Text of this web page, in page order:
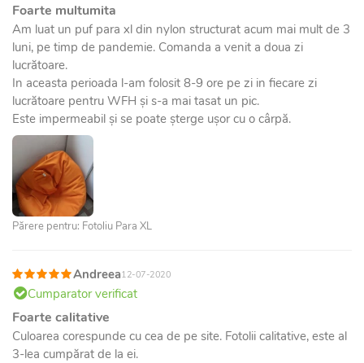
Foarte multumita
Am luat un puf para xl din nylon structurat acum mai mult de 3
luni, pe timp de pandemie. Comanda a venit a doua zi
lucrătoare.
In aceasta perioada l-am folosit 8-9 ore pe zi in fiecare zi
lucrătoare pentru WFH și s-a mai tasat un pic.
Este impermeabil și se poate șterge ușor cu o cârpă.
Părere pentru: Fotoliu Para XL
Andreea12-07-2020
Cumparator verificat
Foarte calitative
Culoarea corespunde cu cea de pe site. Fotolii calitative, este al
3-lea cumpărat de la ei.